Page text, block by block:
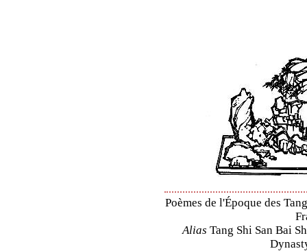
Poèmes de l'Époque des
Alias Tang Shi San Bai